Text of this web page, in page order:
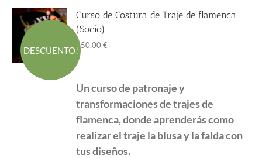
DESCUENTO!
Curso de Costura de Traje de flamenca.
(Socio)
450.00€
era:
450.00 €.
es:
360.00 €.
Un curso de patronaje y
transformaciones detrajes de
flamenca, donde aprenderás como
realizar el traje la blusa y la falda con
tus diseños.